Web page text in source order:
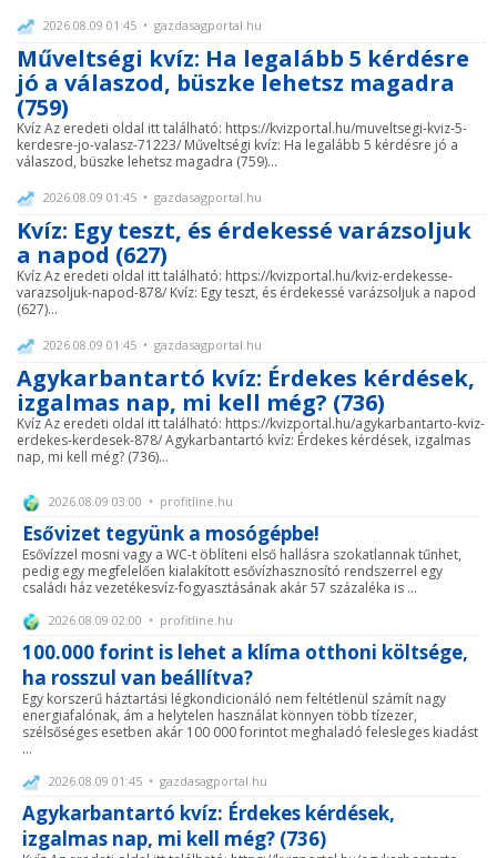
2026.08.09 01:45 • gazdasagportal.hu
Műveltségi kvíz: Ha legalább 5 kérdésre
jó a válaszod, büszke lehetsz magadra
(759)
Kvíz Az eredeti oldal itt található: https://kvizportal.hu/muveltsegi-kviz-5-
kerdesre-jo-valasz-71223/ Műveltségi kvíz: Ha legalább 5 kérdésre jó a
válaszod, büszke lehetsz magadra (759)...
2026.08.09 01:45 • gazdasagportal.hu
Kvíz: Egy teszt, és érdekessé varázsoljuk
a napod (627)
Kvíz Az eredeti oldal itt található: https://kvizportal.hu/kviz-erdekesse-
varazsoljuk-napod-878/ Kvíz: Egy teszt, és érdekessé varázsoljuk a napod
(627)...
2026.08.09 01:45 • gazdasagportal.hu
Agykarbantartó kvíz: Érdekes kérdések,
izgalmas nap, mi kell még? (736)
Kvíz Az eredeti oldal itt található: https://kvizportal.hu/agykarbantarto-kviz-
erdekes-kerdesek-878/ Agykarbantartó kvíz: Érdekes kérdések, izgalmas
nap, mi kell még? (736)...
2026.08.09 03:00 • profitline.hu
Esővizet tegyünk a mosógépbe!
Esővízzel mosni vagy a WC-t öblíteni első hallásra szokatlannak tűnhet,
pedig egy megfelelően kialakított esővízhasznosító rendszerrel egy
családi ház vezetékesvíz-fogyasztásának akár 57 százaléka is ...
2026.08.09 02:00 • profitline.hu
100.000 forint is lehet a klíma otthoni költsége,
ha rosszul van beállítva?
Egy korszerű háztartási légkondicionáló nem feltétlenül számít nagy
energiafalónak, ám a helytelen használat könnyen több tízezer,
szélsőséges esetben akár 100 000 forintot meghaladó felesleges kiadást
...
2026.08.09 01:45 • gazdasagportal.hu
Agykarbantartó kvíz: Érdekes kérdések,
izgalmas nap, mi kell még? (736)